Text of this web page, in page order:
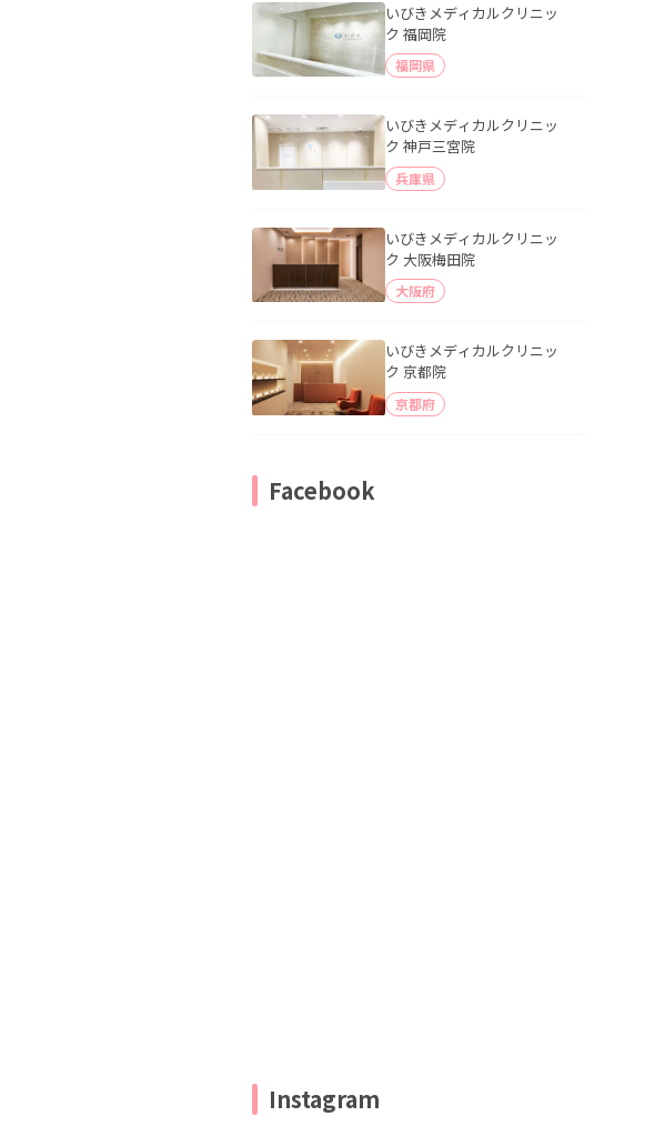
いびきメディカルクリニッ
ク 福岡院
福岡県
いびきメディカルクリニッ
ク 神戸三宮院
兵庫県
いびきメディカルクリニッ
ク 大阪梅田院
大阪府
いびきメディカルクリニッ
ク 京都院
京都府
Facebook
Instagram